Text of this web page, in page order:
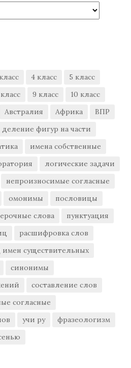
4 класс
5 класс
9 класс
10 класс
Австралия Африка
ВПР
деление фигур на части
имена собственные
логические задачи
непроизносимые согласные
омонимы
пословицы
слова
пунктуация
расшифровка слов
имен существительных
синонимы
составление слов
согласные
учи ру
фразеологизм